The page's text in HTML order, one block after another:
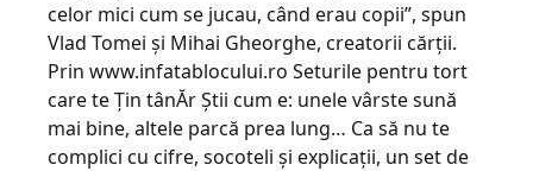
celor mici cum se jucau, când erau copii”, spun
Vlad Tomei şi Mihai Gheorghe, creatorii cărţii.
Prin www.infatablocului.ro Seturile pentru tort
care te Ţin tânĂr Ştii cum e: unele vârste sună
mai bine, altele parcă prea lung… Ca să nu te
complici cu cifre, socoteli şi explicaţii, un set de